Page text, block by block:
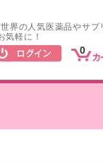
界の人気医薬品やサプ
気軽に！
0